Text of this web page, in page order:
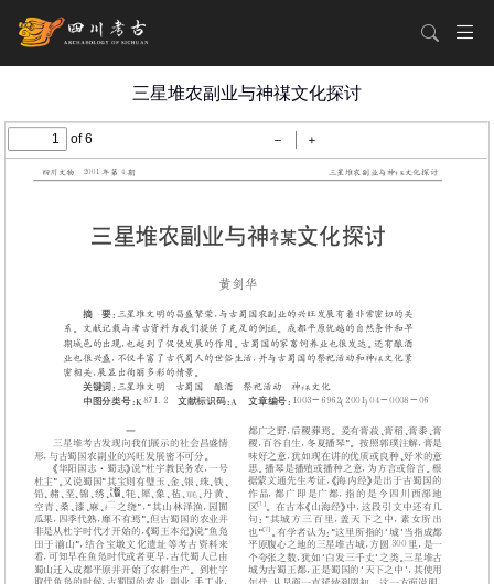
三星堆农副业与神禖文化探讨